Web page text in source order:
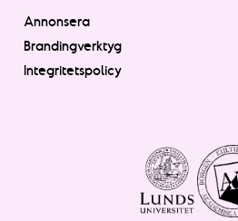
Annonsera
Brandingverktyg
Integritetspolicy